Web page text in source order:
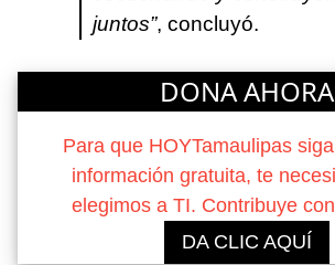
juntos”, concluyó.
DONA AHORA
Para que HOYTamaulipas
información gratuita, te
elegimos a TI. Contribuye
DA CLIC AQUÍ